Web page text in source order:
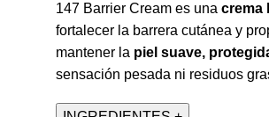
147 Barrier Cream es una crema
fortalecer la barrera cutánea y
mantener la piel suave,
sensación pesada ni residuos